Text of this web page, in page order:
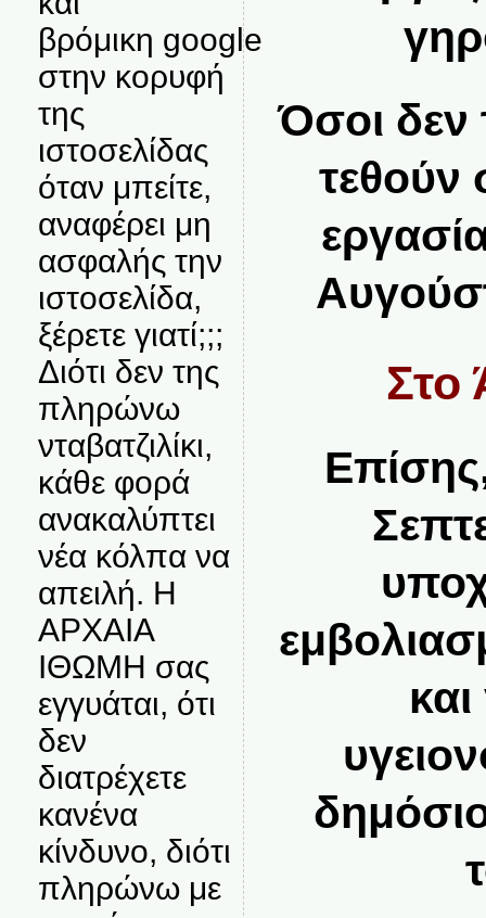
βρόμικη google
στην κορυφή
της
ιστοσελίδας
όταν μπείτε,
αναφέρει μη
ασφαλής την
ιστοσελίδα,
ξέρετε γιατί;;;
Διότι δεν της
πληρώνω
νταβατζιλίκι,
κάθε φορά
ανακαλύπτει
νέα κόλπα να
απειλή. Η
ΑΡΧΑΙΑ
ΙΘΩΜΗ σας
εγγυάται, ότι
δεν
διατρέχετε
κανένα
κίνδυνο, διότι
πληρώνω με
Όσοι δεν
τεθούν
Στο